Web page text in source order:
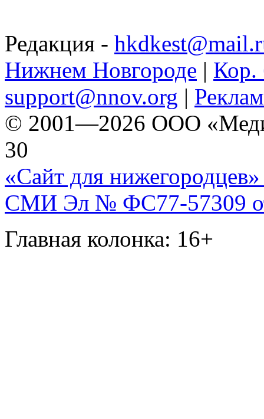
Редакция -
Нижнем Новгороде | Кор.
support@nnov.org |
© 2001—2026 ООО
30
«Сайт для нижегородцев»
СМИ Эл № ФС77-57309
Главная колонка: 16+